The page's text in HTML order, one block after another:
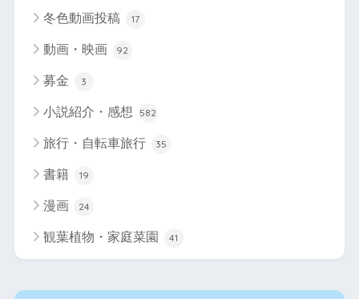
冬色動画投稿 17
動画・映画 92
募金 3
小説紹介・感想 582
旅行・自転車旅行 35
書籍 19
漫画 24
観葉植物・家庭菜園 41